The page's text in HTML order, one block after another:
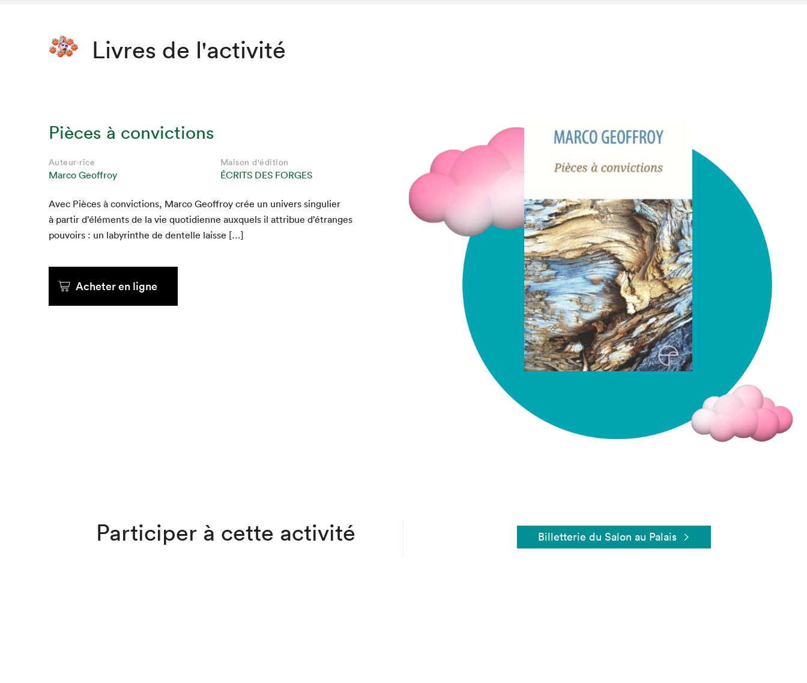
Que cherchez-vous?
Livres de l'activité
Pièces à convictions
Auteur·rice
Marco Geoffroy
Maison d'édition
ÉCRITS DES FORGES
Avec Pièces à con­vic­tions, Mar­co Geof­froy crée un univers sin­guli­er
à par­tir d’éléments de la vie quo­ti­di­enne aux­quels il attribue d’étranges
pou­voirs : un labyrinthe de den­telle laisse […]
Acheter en ligne
Participer à cette activité Billetterie du Salon au Palais